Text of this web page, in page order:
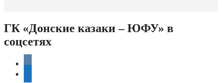
ГК «Донские казаки – ЮФУ» в
соцсетях